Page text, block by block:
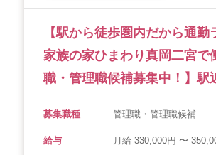
【駅から徒歩圏内だから通勤
家族の家ひまわり真岡二宮で
職・管理職候補募集中！】駅
募集職種 管理職・管理職候補
給与 月給 330,000円 〜